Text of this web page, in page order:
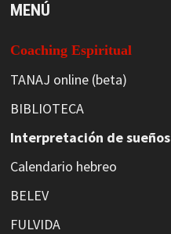
MENÚ
Coaching Espiritual
TANAJ online (beta)
BIBLIOTECA
Interpretación de sueños
Calendario hebreo
BELEV
FULVIDA